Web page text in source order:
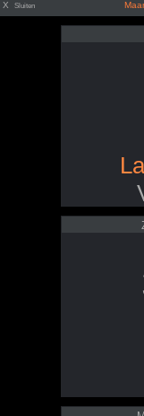
X Sluiten